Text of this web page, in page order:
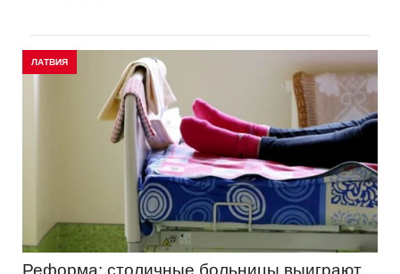
ЛАТВИЯ
Реформа: столичные больницы выиграют,